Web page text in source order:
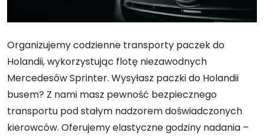
Organizujemy codzienne transporty paczek do
Holandii, wykorzystując flotę niezawodnych
Mercedesów Sprinter. Wysyłasz paczki do Holandii
busem? Z nami masz pewność bezpiecznego
transportu pod stałym nadzorem doświadczonych
kierowców. Oferujemy elastyczne godziny nadania –